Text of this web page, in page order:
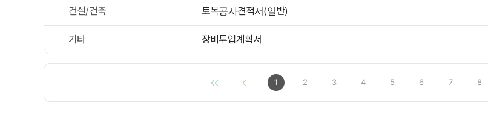
건설/건축 토목공사견적서(일반)
기타 장비투입계획서
1 2 3 4 5 6 7 8